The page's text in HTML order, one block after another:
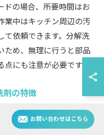
ドの場合、所要時間はお
業中はキッチン周辺の汚
て依頼できます。分解洗
ため、無理に行うと部品
にも注意が必要です。
剤の特徴
メリット 配慮点
お問い合わせはこちら